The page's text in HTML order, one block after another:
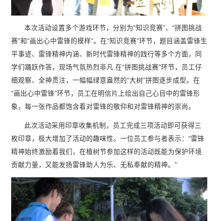
本次活动设置多个游戏环节，分别为“知识竞赛”、“拼图挑战
赛”和“画出心中雷锋的模样”。在“知识竞赛”环节，题目涵盖雷锋生
平事迹、雷锋精神内涵、新时代雷锋精神的践行等多个方面，同
学们踊跃作答，现场气氛热烈非凡.在“拼图挑战赛”环节，员工仔
细观察、全神贯注，一幅幅绿意盎然的“大树”拼图逐步成型。在
“画出心中雷锋”环节，员工在明信片上绘出自己心目中的雷锋形
象，每一张作品都饱含着对雷锋的敬仰和对雷锋精神的崇尚。
此次活动采用印章收集机制，员工完成三项活动即可获得三
枚印章，极大增加了活动的趣味性。一位员工参与者表示：“雷锋
精神始终激励着我们，在植树节参加这样的活动既能为保护环境
贡献力量，又能发扬雷锋助人为乐、无私奉献的精神。”